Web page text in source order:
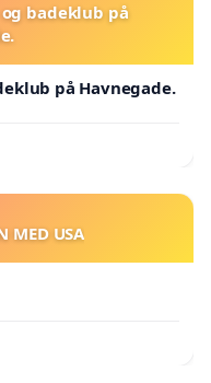
badeklub på
på Havnegade.
MED USA